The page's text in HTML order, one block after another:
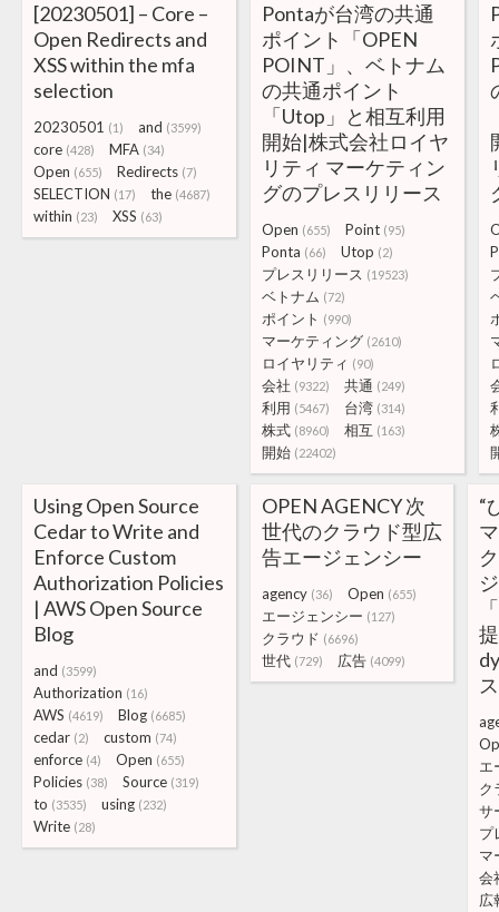
[20230501] – Core –
Open Redirects and
XSS within the mfa
selection
20230501 (1) and (3599)
core (428) MFA (34)
Open (655) Redirects (7)
SELECTION (17) the (4687)
within (23) XSS (63)
Pontaが台湾の共通
ポイント「OPEN
POINT」、ベトナム
の共通ポイント
「Utop」と相互利用
開始|株式会社ロイヤ
リティ マーケティン
グのプレスリリース
Open (655) Point (95)
Ponta (66) Utop (2)
プレスリリース (19523)
ベトナム (72)
ポイント (990)
マーケティング (2610)
ロイヤリティ (90)
会社 (9322) 共通 (249)
利用 (5467) 台湾 (314)
株式 (8960) 相互 (163)
開始 (22402)
Using Open Source
Cedar to Write and
Enforce Custom
Authorization Policies
| AWS Open Source
Blog
and (3599)
Authorization (16)
AWS (4619) Blog (6685)
cedar (2) custom (74)
enforce (4) Open (655)
Policies (38) Source (319)
to (3535) using (232)
Write (28)
OPEN AGENCY 次
世代のクラウド型広
告エージェンシー
agency (36) Open (655)
エージェンシー (127)
クラウド (6696)
世代 (729) 広告 (4099)
“
ス
エ
ク
サ
プ
マ
会
広